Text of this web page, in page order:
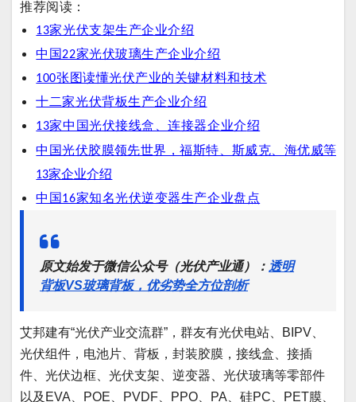
推荐阅读：
13家光伏支架生产企业介绍
中国22家光伏玻璃生产企业介绍
100张图读懂光伏产业的关键材料和技术
十二家光伏背板生产企业介绍
13家中国光伏接线盒、连接器企业介绍
中国光伏胶膜领先世界，福斯特、斯威克、海优威等
13家企业介绍
中国16家知名光伏逆变器生产企业盘点
原文始发于微信公众号（光伏产业通）： 透明
背板VS玻璃背板，优劣势全方位剖析
艾邦建有“光伏产业交流群”，群友有光伏电站、BIPV、
光伏组件，电池片、背板，封装胶膜，接线盒、接插
件、光伏边框、光伏支架、逆变器、光伏玻璃等零部件
以及EVA、POE、PVDF、PPO、PA、硅PC、PET膜、